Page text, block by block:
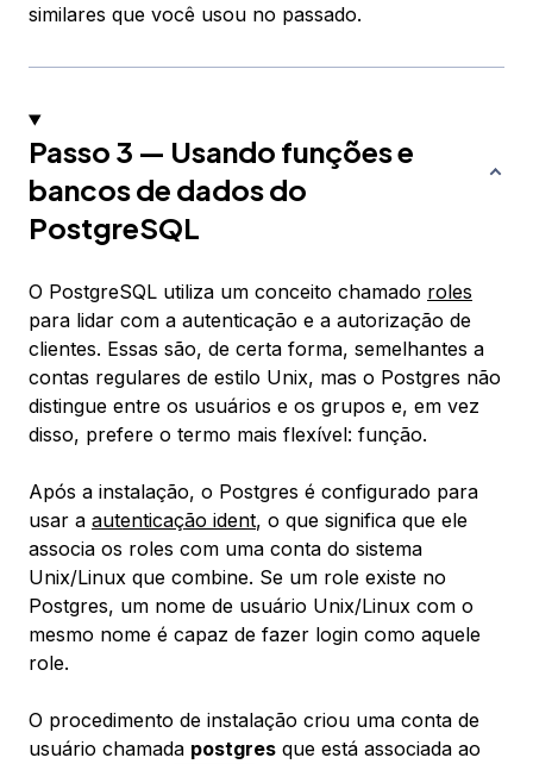
similares que você usou no passado.
Passo 3 — Usando funções e
bancos de dados do
PostgreSQL
O PostgreSQL utiliza um conceito chamado roles
para lidar com a autenticação e a autorização de
clientes. Essas são, de certa forma, semelhantes a
contas regulares de estilo Unix, mas o Postgres não
distingue entre os usuários e os grupos e, em vez
disso, prefere o termo mais flexível: função.
Após a instalação, o Postgres é configurado para
usar a autenticação ident, o que significa que ele
associa os roles com uma conta do sistema
Unix/Linux que combine. Se um role existe no
Postgres, um nome de usuário Unix/Linux com o
mesmo nome é capaz de fazer login como aquele
role.
O procedimento de instalação criou uma conta de
usuário chamada postgres que está associada ao